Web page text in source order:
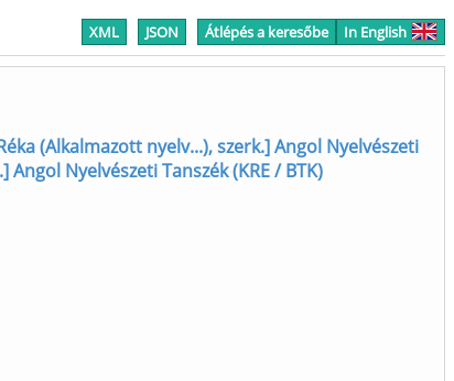
XML JSON Átlépés a keresőbe In English
(Alkalmazott nyelv...), szerk.] Angol Nyelvészeti
Nyelvészeti Tanszék (KRE / BTK)